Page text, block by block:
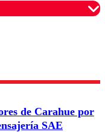
garantizar un
de Carahue por
SAE